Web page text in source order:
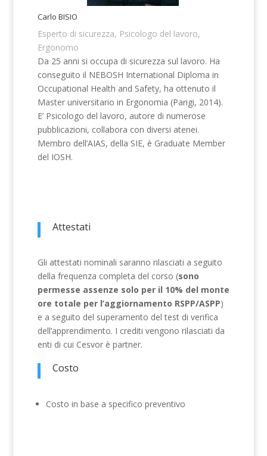
Carlo BISIO
Esperto di sicurezza, Psicologo del lavoro,
Ergonomo
Da 25 anni si occupa di sicurezza sul lavoro. Ha
conseguito il NEBOSH International Diploma in
Occupational Health and Safety, ha ottenuto il
Master universitario in Ergonomia (Parigi, 2014).
E’ Psicologo del lavoro, autore di numerose
pubblicazioni, collabora con diversi atenei.
Membro dell’AIAS, della SIE, è Graduate Member
del IOSH.
Attestati
Gli attestati nominali saranno rilasciati a seguito
della frequenza completa del corso (sono
permesse assenze solo per il 10% del monte
ore totale per l’aggiornamento RSPP/ASPP)
e a seguito del superamento del test di verifica
dell’apprendimento. I crediti vengono rilasciati da
enti di cui Cesvor è partner.
Costo
Costo in base a specifico preventivo